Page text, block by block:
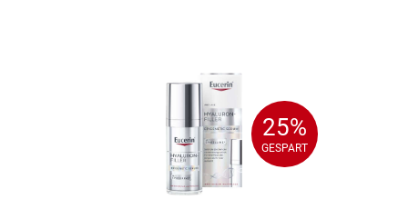
25%
GESPART
25%
GESPART